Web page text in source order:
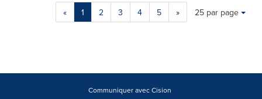
« 1 2 3 4 5 »
Making
will
Items per page:
25 par page
Communiquer avec Cision